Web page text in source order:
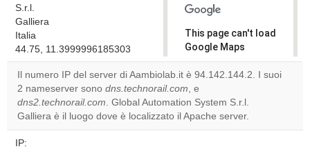
S.r.l.
Galliera
Italia
44.75, 11.3999996185303
This page can't load
Google Maps
correctly.
Do you
own this
website?
Il numero IP del server di Aambiolab.it è 94.142.144.2. I suoi
2 nameserver sono dns.technorail.com, e
dns2.technorail.com. Global Automation System S.r.l.
Galliera è il luogo dove è localizzato il Apache server.
IP: